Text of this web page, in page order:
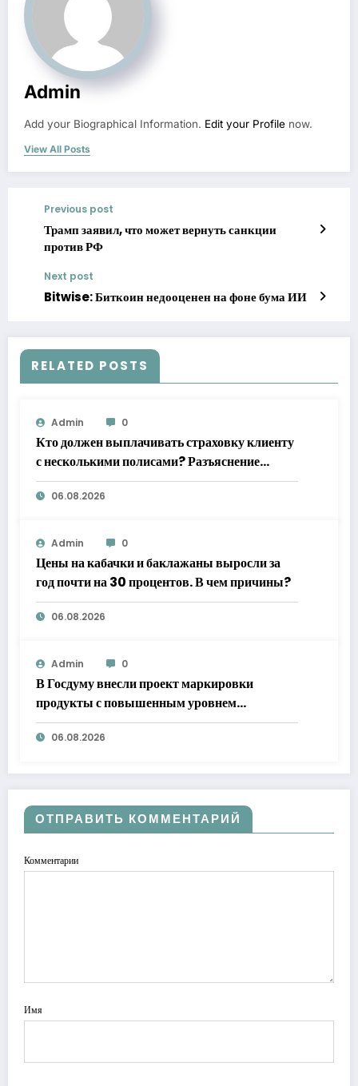
Admin
Add your Biographical Information. Edit your Profile now.
View All Posts
Previous post
Трамп заявил, что может вернуть санкции
против РФ
Next post
Bitwise: Биткоин недооценен на фоне бума ИИ
RELATED POSTS
Admin 0
Кто должен выплачивать страховку клиенту
с несколькими полисами? Разъяснение
Верховного суда
06.08.2026
Admin 0
Цены на кабачки и баклажаны выросли за
год почти на 30 процентов. В чем причины?
06.08.2026
Admin 0
В Госдуму внесли проект маркировки
продукты с повышенным уровнем
добавленного сахара
06.08.2026
ОТПРАВИТЬ КОММЕНТАРИЙ
Комментарии
Имя